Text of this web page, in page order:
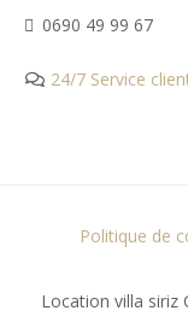
0690 49 99 67
24/7 Service
Location villa siriz
Politique de